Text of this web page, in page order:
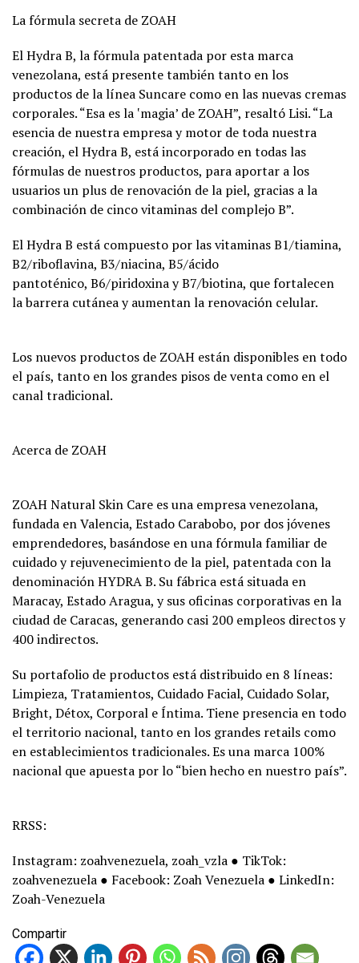
La fórmula secreta de ZOAH
El Hydra B, la fórmula patentada por esta marca
venezolana, está presente también tanto en los
productos de la línea Suncare como en las nuevas cremas
corporales. “Esa es la ‛magia’ de ZOAH”, resaltó Lisi. “La
esencia de nuestra empresa y motor de toda nuestra
creación, el Hydra B, está incorporado en todas las
fórmulas de nuestros productos, para aportar a los
usuarios un plus de renovación de la piel, gracias a la
combinación de cinco vitaminas del complejo B”.
El Hydra B está compuesto por las vitaminas B1/tiamina,
B2/riboflavina, B3/niacina, B5/ácido
pantoténico, B6/piridoxina y B7/biotina, que fortalecen
la barrera cutánea y aumentan la renovación celular.
Los nuevos productos de ZOAH están disponibles en todo
el país, tanto en los grandes pisos de venta como en el
canal tradicional.
Acerca de ZOAH
ZOAH Natural Skin Care es una empresa venezolana,
fundada en Valencia, Estado Carabobo, por dos jóvenes
emprendedores, basándose en una fórmula familiar de
cuidado y rejuvenecimiento de la piel, patentada con la
denominación HYDRA B. Su fábrica está situada en
Maracay, Estado Aragua, y sus oficinas corporativas en la
ciudad de Caracas, generando casi 200 empleos directos y
400 indirectos.
Su portafolio de productos está distribuido en 8 líneas:
Limpieza, Tratamientos, Cuidado Facial, Cuidado Solar,
Bright, Détox, Corporal e Íntima. Tiene presencia en todo
el territorio nacional, tanto en los grandes retails como
en establecimientos tradicionales. Es una marca 100%
nacional que apuesta por lo “bien hecho en nuestro país”.
RRSS:
Instagram: zoahvenezuela, zoah_vzla ● TikTok:
zoahvenezuela ● Facebook: Zoah Venezuela ● LinkedIn:
Zoah-Venezuela
Compartir